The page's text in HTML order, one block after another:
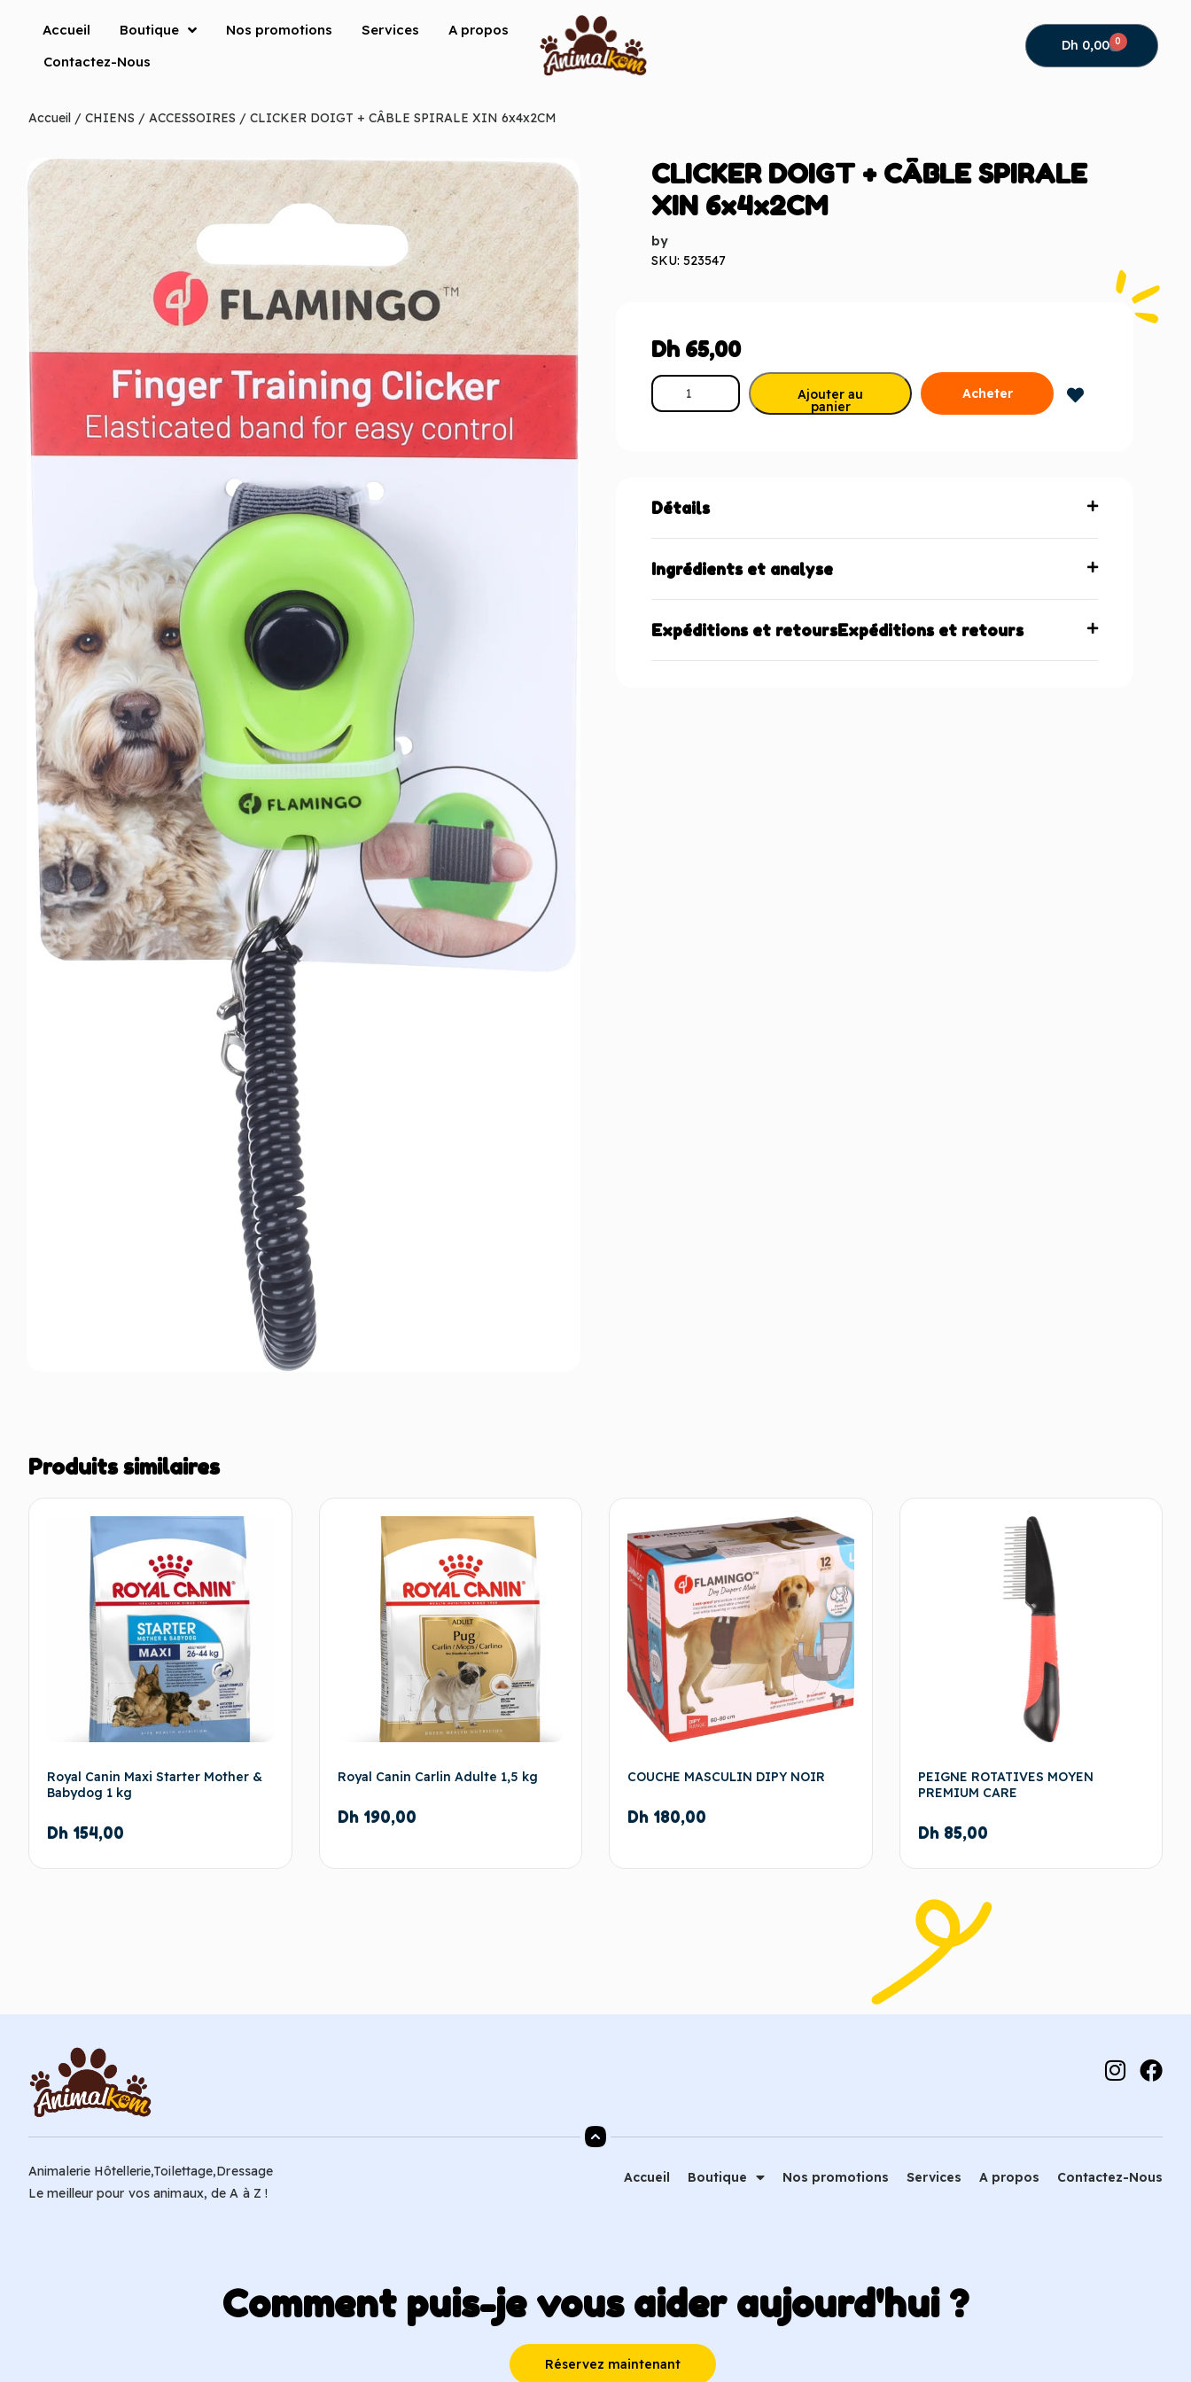
Accueil Boutique Nos promotions Services
A propos
Contactez-Nous
Dh 0,00 0
Accueil / CHIENS / ACCESSOIRES / CLICKER DOIGT + CÂBLE SPIRALE XIN 6x4x2CM
CLICKER DOIGT + CÂBLE SPIRALE
XIN 6x4x2CM
by
SKU: 523547
Dh 65,00
Ajouter au
panier
Acheter
Détails
Ingrédients et analyse
Expéditions et retoursExpéditions et retours
Produits similaires
Royal Canin Maxi Starter Mother &
Babydog 1 kg
Dh 154,00
Royal Canin Carlin Adulte 1,5 kg
Dh190,00
COUCHE MASCULIN DIPY NOIR
Dh 180,00
PEIGNE ROTATIVES MOYEN
PREMIUM CARE
Dh85,00
Animalerie Hôtellerie,Toilettage,Dressage
Le meilleur pour vos animaux, de A à Z !
Accueil Boutique Nos promotions Services A propos Contactez-Nous
Comment puis-je vous aider aujourd'hui ?
Réservez maintenant